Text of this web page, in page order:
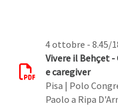
4 ottobre - 8.45/
Vivere il Behçet
e caregiver
Pisa | Polo
Paolo a Ripa